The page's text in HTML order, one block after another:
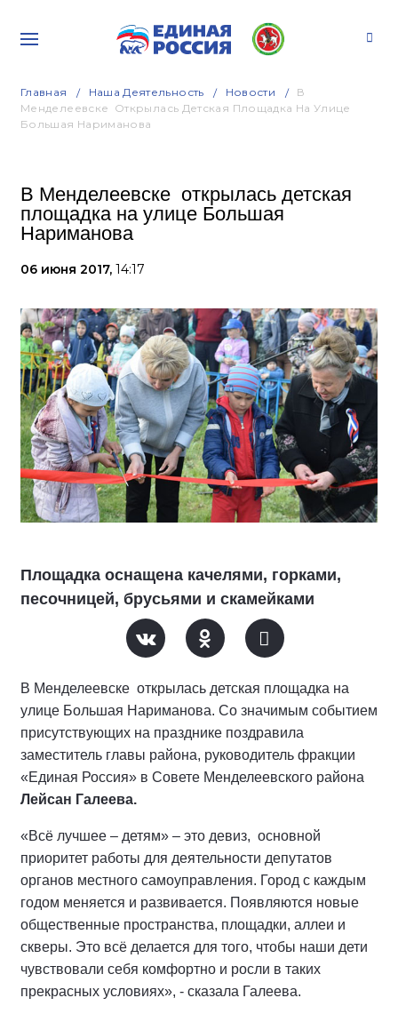
Главная Наша Деятельность Новости
В
Менделеевске Открылась Детская Площадка На Улице
Большая Нариманова
В Менделеевске открылась детская
площадка на улице Большая
Нариманова
06 июня 2017, 14:17
Площадка оснащена качелями, горками,
песочницей, брусьями и скамейками
В Менделеевске открылась детская площадка на
улице Большая Нариманова. Со значимым событием
присутствующих на празднике поздравила
заместитель главы района, руководитель фракции
«Единая Россия» в Совете Менделеевского района
Лейсан Галеева.
«Всё лучшее – детям» – это девиз, основной
приоритет работы для деятельности депутатов
органов местного самоуправления. Город с каждым
годом меняется и развивается. Появляются новые
общественные пространства, площадки, аллеи и
скверы. Это всё делается для того, чтобы наши дети
чувствовали себя комфортно и росли в таких
прекрасных условиях», - сказала Галеева.